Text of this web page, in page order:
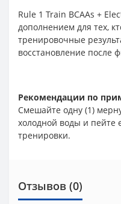
Rule 1 Train BCAAs +
дополнением для тех,
тренировочные
восстановление после
Рекомендации по
Смешайте одну (1)
холодной воды и пейте
тренировки.
Отзывов (0)